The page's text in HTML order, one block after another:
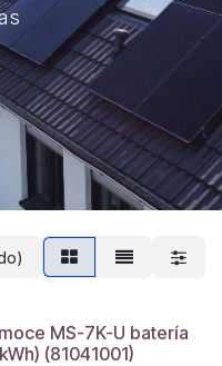
MS-7K-U batería
(81041001)